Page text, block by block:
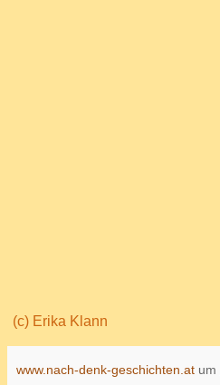
(c) Erika Klann
www.nach-denk-geschichten.at um